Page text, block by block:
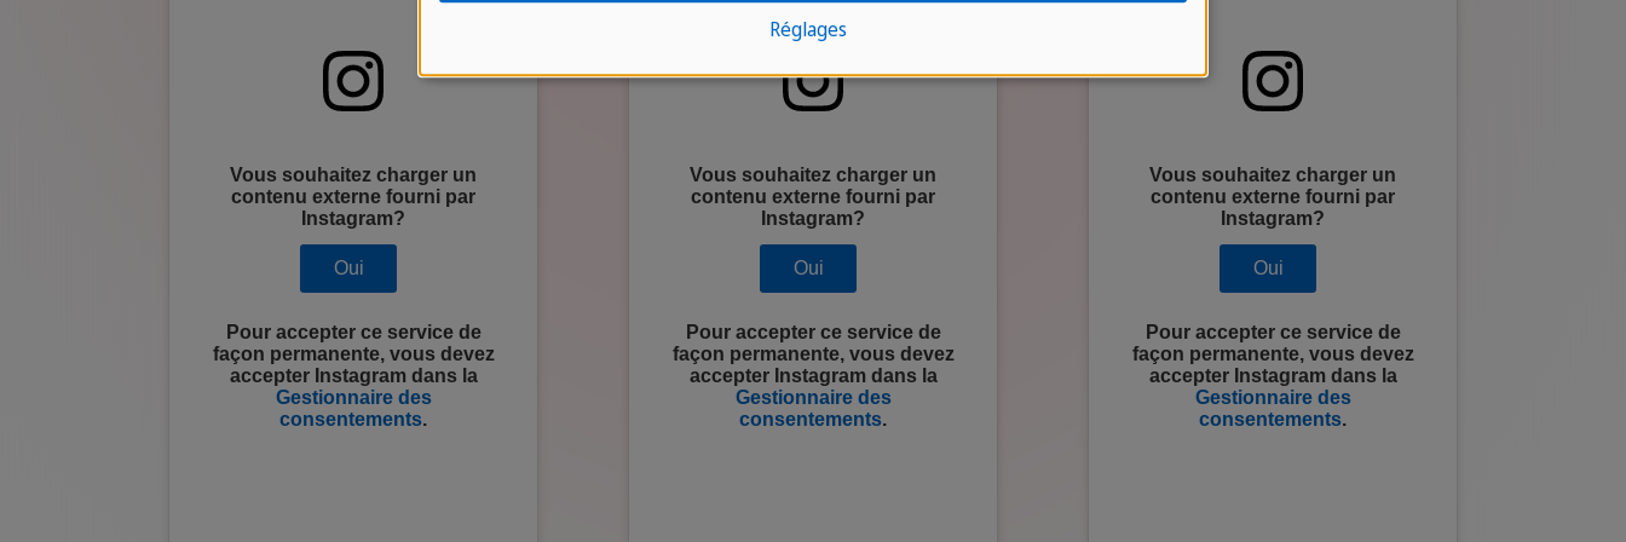
Vous souhaitez charger un
contenu externe fourni par
Instagram?
Oui
Pour accepter ce service de
façon permanente, vous devez
accepter Instagramdans la
Gestionnaire des
consentements.
Vous souhaitez charger un
contenu externe fourni par
Instagram?
Oui
Pour accepter ce service de
façon permanente, vous devez
accepter Instagramdans la
Gestionnaire des
consentements.
Vous souhaitez charger un
contenu externe fourni par
Instagram?
Oui
Pour accepter ce service de
façon permanente, vous devez
accepter Instagramdans la
Gestionnaire des
consentements.
Réglages